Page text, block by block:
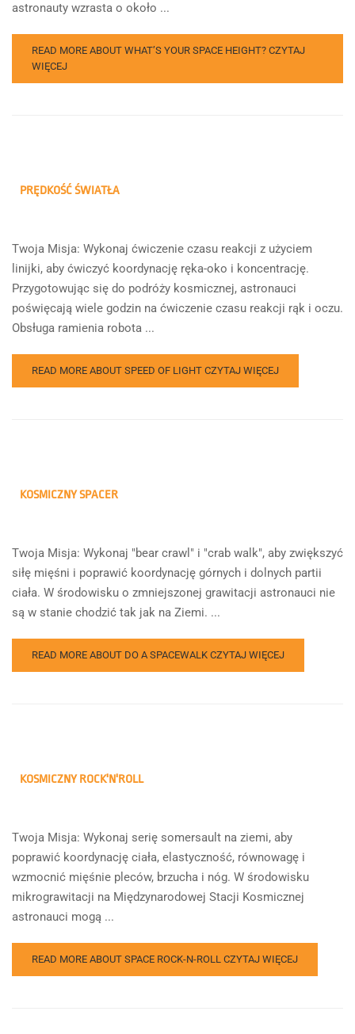
astronauty wzrasta o około ...
READ MORE ABOUT WHAT’S YOUR SPACE HEIGHT? CZYTAJ
WIĘCEJ
PRĘDKOŚĆ ŚWIATŁA
Twoja Misja: Wykonaj ćwiczenie czasu reakcji z użyciem
linijki, aby ćwiczyć koordynację ręka-oko i koncentrację.
Przygotowując się do podróży kosmicznej, astronauci
poświęcają wiele godzin na ćwiczenie czasu reakcji rąk i oczu.
Obsługa ramienia robota ...
READ MORE ABOUT SPEED OF LIGHT CZYTAJ WIĘCEJ
KOSMICZNY SPACER
Twoja Misja: Wykonaj "bear crawl" i "crab walk", aby zwiększyć
siłę mięśni i poprawić koordynację górnych i dolnych partii
ciała. W środowisku o zmniejszonej grawitacji astronauci nie
są w stanie chodzić tak jak na Ziemi. ...
READ MORE ABOUT DO A SPACEWALK CZYTAJ WIĘCEJ
KOSMICZNY ROCK'N'ROLL
Twoja Misja: Wykonaj serię somersault na ziemi, aby
poprawić koordynację ciała, elastyczność, równowagę i
wzmocnić mięśnie pleców, brzucha i nóg. W środowisku
mikrograwitacji na Międzynarodowej Stacji Kosmicznej
astronauci mogą ...
READ MORE ABOUT SPACE ROCK-N-ROLL CZYTAJ WIĘCEJ